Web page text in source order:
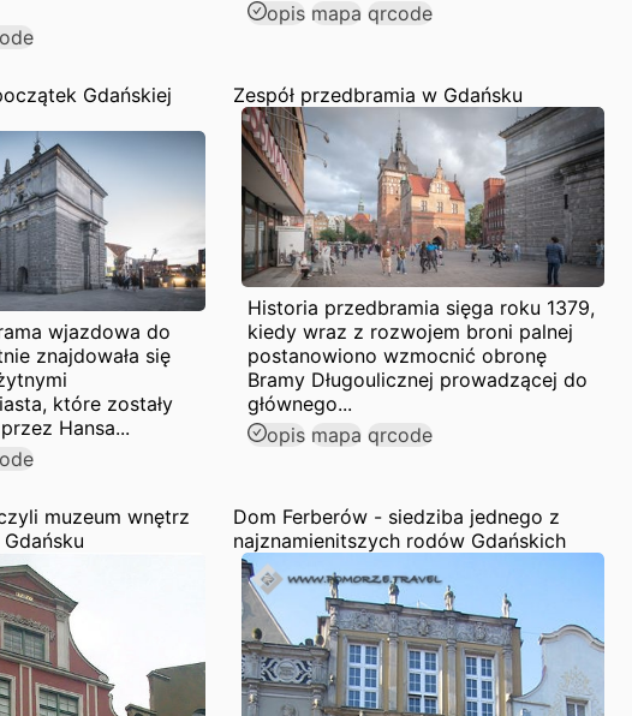
opis mapa qrcode
Gdańskiej
wjazdowa do
znajdowała się
które zostały
Hansa...
Zespół przedbramia w Gdańsku
Historia przedbramia sięga roku 1379,
kiedy wraz z rozwojem broni palnej
postanowiono wzmocnić obronę
Bramy Długoulicznej prowadzącej do
głównego...
opis mapa qrcode
muzeum wnętrz
Dom Ferberów - siedziba jednego z
najznamienitszych rodów Gdańskich